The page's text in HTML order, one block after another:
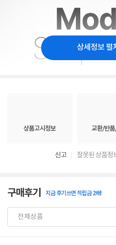
상세정보 펼
상품고시정보 교환/반
신고 잘못된 상품정
구매후기 지금 후기쓰면 적립금 2배!